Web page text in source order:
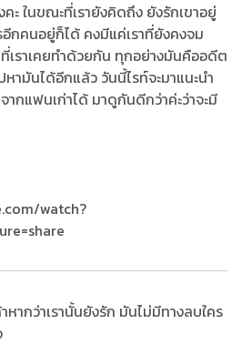
ะ ในขณะที่เรายังคิดถึง ยังรักเขาอยู่
อีกคนอยู่ก็ได้ คงมีแค่เราที่ยังคงจม
เราเคยทำด้วยกัน ทุกอย่างมันคืออดีต
ามันได้อีกแล้ว วันนี้ไรท์จะมาแนะนำ
กแฟนเก่าได้ มาดูกันดีกว่าค่ะว่าจะมี
ากว่าเรานั้นยังรัก มันไม่มีทางลบใคร